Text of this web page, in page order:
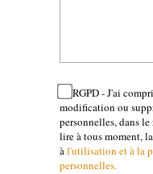
RGPD - J'ai
modification ou
personnelles, dans
lire à tous moment,
àl'utilisation et à la
personnelles.